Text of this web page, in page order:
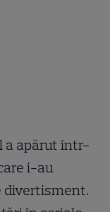
a apărut într-
i-au
divertisment.